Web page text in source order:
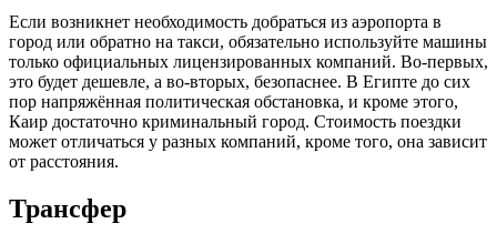
Если возникнет необходимость добраться из аэропорта в
город или обратно на такси, обязательно используйте машины
только официальных лицензированных компаний. Во-первых,
это будет дешевле, а во-вторых, безопаснее. В Египте до сих
пор напряжённая политическая обстановка, и кроме этого,
Каир достаточно криминальный город. Стоимость поездки
может отличаться у разных компаний, кроме того, она зависит
от расстояния.
Трансфер